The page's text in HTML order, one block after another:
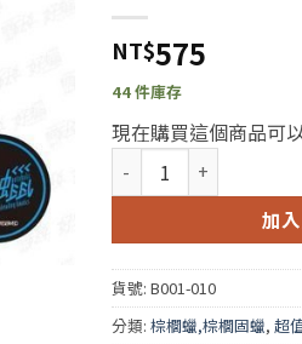
NT$575
44 件庫存
現在購買這個商品可
Finish Kare BWM101
加
貨號: B001-010
分類: 棕櫚蠟,棕櫚固蠟, 超